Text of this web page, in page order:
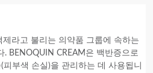
제라고 불리는 의약품 그룹에 속하는
. BENOQUIN CREAM은 백반증으로
부색 손실)을 관리하는 데 사용됩니